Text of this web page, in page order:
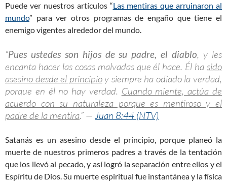
Puede ver nuestros artículos “Las mentiras que arruinaron al
mundo” para ver otros programas de engaño que tiene el
enemigo vigentes alrededor del mundo.
“Pues ustedes son hijos de su padre, el diablo, y les
encanta hacer las cosas malvadas que él hace. Él ha sido
asesino desde el principioy siempre ha odiado la verdad,
porque en él no hay verdad. Cuando miente, actúa de
acuerdo con su naturaleza porque es mentiroso y el
padre de la mentira.” — Juan 8:44 (NTV)
Satanás es un asesino desde el principio, porque planeó la
muerte de nuestros primeros padres a través de la tentación
que los llevó al pecado, y así logró la separación entre ellos y el
Espíritu de Dios. Su muerte espiritual fue instantánea y la física